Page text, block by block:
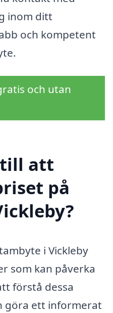
inom ditt
och kompetent
och utan
att
på
i Vickleby
som kan påverka
förstå dessa
göra ett informerat